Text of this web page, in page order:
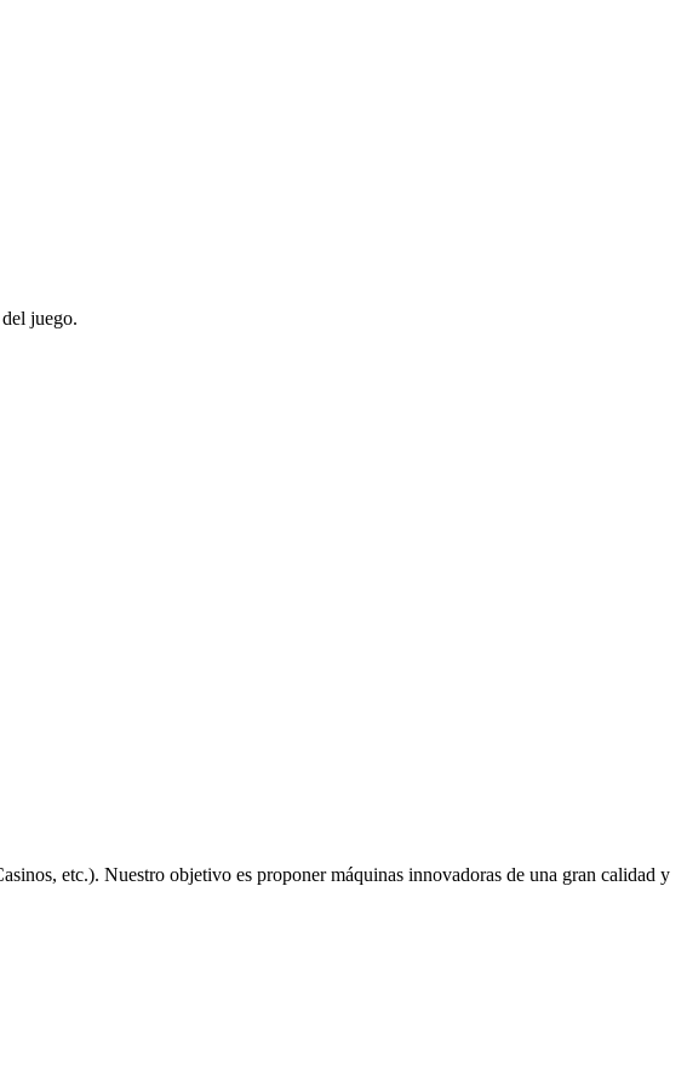
juego.
etc.). Nuestro objetivo es proponer máquinas innovadoras de una gran calidad y